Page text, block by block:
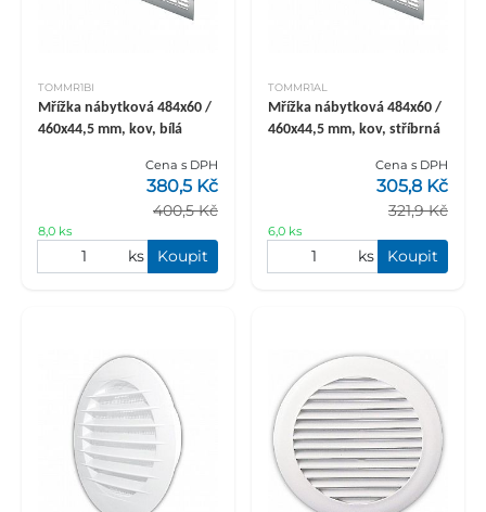
TOMMR1BI
Mřížka nábytková 484x60 /
460x44,5 mm, kov, bílá
Cena s DPH
400,5 Kč
380,5 Kč
8,0 ks
ks Koupit
TOMMR1AL
Mřížka nábytková 484x60 /
460x44,5 mm, kov, stříbrná
Cena s DPH
321,9 Kč
305,8 Kč
6,0 ks
ks Koupit